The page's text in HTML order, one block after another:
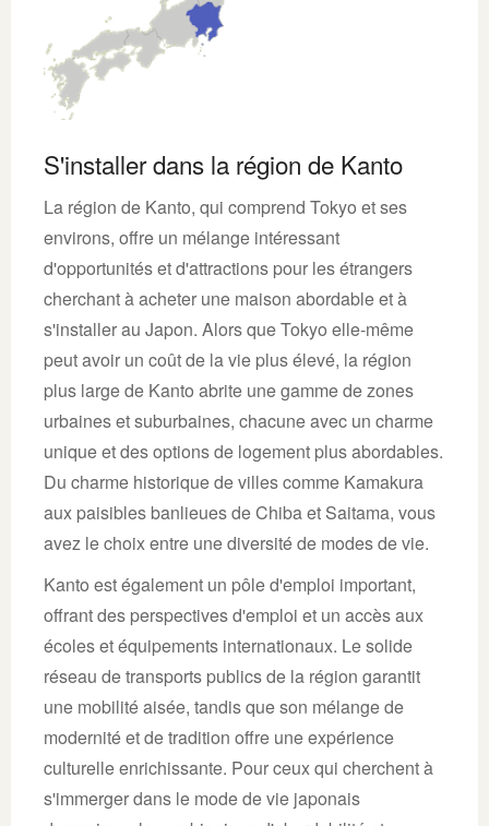
S'installer dans la région de Kanto
La région de Kanto, qui comprend Tokyo et ses
environs, offre un mélange intéressant
d'opportunités et d'attractions pour les étrangers
cherchant à acheter une maison abordable et à
s'installer au Japon. Alors que Tokyo elle-même
peut avoir un coût de la vie plus élevé, la région
plus large de Kanto abrite une gamme de zones
urbaines et suburbaines, chacune avec un charme
unique et des options de logement plus abordables.
Du charme historique de villes comme Kamakura
aux paisibles banlieues de Chiba et Saitama, vous
avez le choix entre une diversité de modes de vie.
Kanto est également un pôle d'emploi important,
offrant des perspectives d'emploi et un accès aux
écoles et équipements internationaux. Le solide
réseau de transports publics de la région garantit
une mobilité aisée, tandis que son mélange de
modernité et de tradition offre une expérience
culturelle enrichissante. Pour ceux qui cherchent à
s'immerger dans le mode de vie japonais